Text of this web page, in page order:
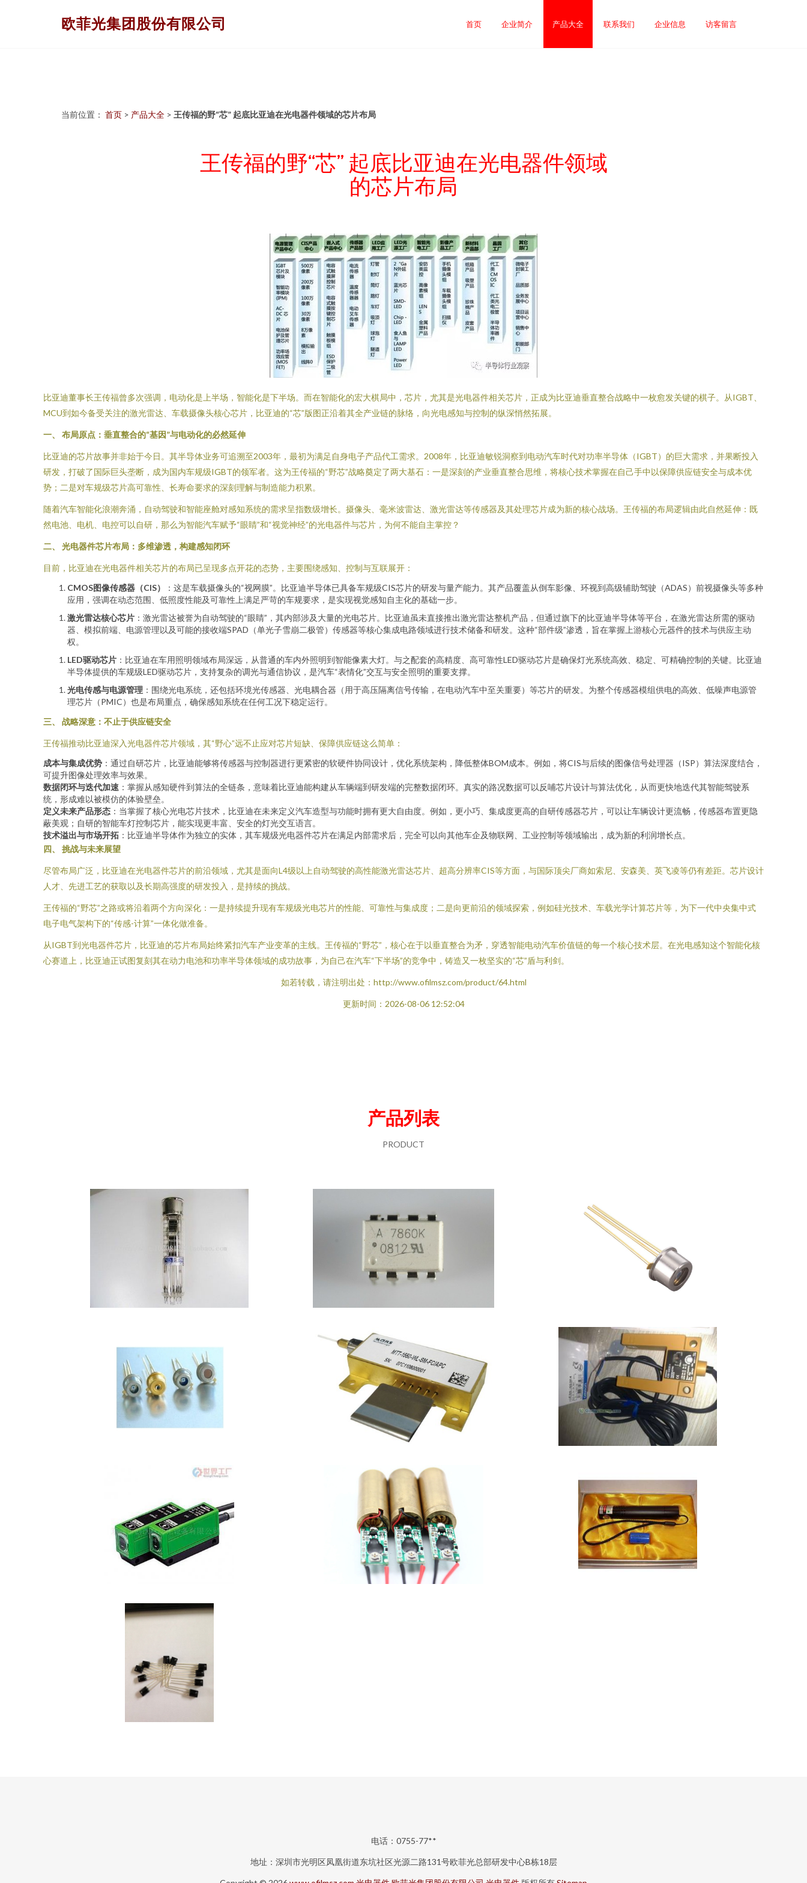
欧菲光集团股份有限公司 首页 企业简介 产品大全 联系我们 企业信息 访客留言
当前位置： 首页 > 产品大全 > 王传福的野“芯” 起底比亚迪在光电器件领域的芯片布局
王传福的野“芯” 起底比亚迪在光电器件领域
的芯片布局
比亚迪董事长王传福曾多次强调，电动化是上半场，智能化是下半场。而在智能化的宏大棋局中，芯片，尤其是光电器件相关芯片，正成为比亚迪垂直整合战略中一枚愈发关键的棋子。从IGBT、
MCU到如今备受关注的激光雷达、车载摄像头核心芯片，比亚迪的“芯”版图正沿着其全产业链的脉络，向光电感知与控制的纵深悄然拓展。
一、 布局原点：垂直整合的“基因”与电动化的必然延伸
比亚迪的芯片故事并非始于今日。其半导体业务可追溯至2003年，最初为满足自身电子产品代工需求。2008年，比亚迪敏锐洞察到电动汽车时代对功率半导体（IGBT）的巨大需求，并果断投入
研发，打破了国际巨头垄断，成为国内车规级IGBT的领军者。这为王传福的“野芯”战略奠定了两大基石：一是深刻的产业垂直整合思维，将核心技术掌握在自己手中以保障供应链安全与成本优
势；二是对车规级芯片高可靠性、长寿命要求的深刻理解与制造能力积累。
随着汽车智能化浪潮奔涌，自动驾驶和智能座舱对感知系统的需求呈指数级增长。摄像头、毫米波雷达、激光雷达等传感器及其处理芯片成为新的核心战场。王传福的布局逻辑由此自然延伸：既
然电池、电机、电控可以自研，那么为智能汽车赋予“眼睛”和“视觉神经”的光电器件与芯片，为何不能自主掌控？
二、 光电器件芯片布局：多维渗透，构建感知闭环
目前，比亚迪在光电器件相关芯片的布局已呈现多点开花的态势，主要围绕感知、控制与互联展开：
CMOS图像传感器（CIS）
：这是车载摄像头的“视网膜”。比亚迪半导体已具备车规级CIS芯片的研发与量产能力。其产品覆盖从倒车影像、环视到高级辅助驾驶（ADAS）前视摄像头等多种
应用，强调在动态范围、低照度性能及可靠性上满足严苛的车规要求，是实现视觉感知自主化的基础一步。
激光雷达核心芯片 ：激光雷达被誉为自动驾驶的“眼睛”，其内部涉及大量的光电芯片。比亚迪虽未直接推出激光雷达整机产品，但通过旗下的比亚迪半导体等平台，在激光雷达所需的驱动
器、模拟前端、电源管理以及可能的接收端SPAD（单光子雪崩二极管）传感器等核心集成电路领域进行技术储备和研发。这种“部件级”渗透，旨在掌握上游核心元器件的技术与供应主动
权。
LED驱动芯片 ：比亚迪在车用照明领域布局深远，从普通的车内外照明到智能像素大灯。与之配套的高精度、高可靠性LED驱动芯片是确保灯光系统高效、稳定、可精确控制的关键。比亚迪
半导体提供的车规级LED驱动芯片，支持复杂的调光与通信协议，是汽车“表情化”交互与安全照明的重要支撑。
光电传感与电源管理 ：围绕光电系统，还包括环境光传感器、光电耦合器（用于高压隔离信号传输，在电动汽车中至关重要）等芯片的研发。为整个传感器模组供电的高效、低噪声电源管
理芯片（PMIC）也是布局重点，确保感知系统在任何工况下稳定运行。
三、 战略深意：不止于供应链安全
王传福推动比亚迪深入光电器件芯片领域，其“野心”远不止应对芯片短缺、保障供应链这么简单：
成本与集成优势 ：通过自研芯片，比亚迪能够将传感器与控制器进行更紧密的软硬件协同设计，优化系统架构，降低整体BOM成本。例如，将CIS与后续的图像信号处理器（ISP）算法深度结合，
可提升图像处理效率与效果。
数据闭环与迭代加速 ：掌握从感知硬件到算法的全链条，意味着比亚迪能构建从车辆端到研发端的完整数据闭环。真实的路况数据可以反哺芯片设计与算法优化，从而更快地迭代其智能驾驶系
统，形成难以被模仿的体验壁垒。
定义未来产品形态 ：当掌握了核心光电芯片技术，比亚迪在未来定义汽车造型与功能时拥有更大自由度。例如，更小巧、集成度更高的自研传感器芯片，可以让车辆设计更流畅，传感器布置更隐
蔽美观；自研的智能车灯控制芯片，能实现更丰富、安全的灯光交互语言。
技术溢出与市场开拓 ：比亚迪半导体作为独立的实体，其车规级光电器件芯片在满足内部需求后，完全可以向其他车企及物联网、工业控制等领域输出，成为新的利润增长点。
四、 挑战与未来展望
尽管布局广泛，比亚迪在光电器件芯片的前沿领域，尤其是面向L4级以上自动驾驶的高性能激光雷达芯片、超高分辨率CIS等方面，与国际顶尖厂商如索尼、安森美、英飞凌等仍有差距。芯片设计
人才、先进工艺的获取以及长期高强度的研发投入，是持续的挑战。
王传福的“野芯”之路或将沿着两个方向深化：一是持续提升现有车规级光电芯片的性能、可靠性与集成度；二是向更前沿的领域探索，例如硅光技术、车载光学计算芯片等，为下一代中央集中式
电子电气架构下的“传感-计算”一体化做准备。
从IGBT到光电器件芯片，比亚迪的芯片布局始终紧扣汽车产业变革的主线。王传福的“野芯”，核心在于以垂直整合为矛，穿透智能电动汽车价值链的每一个核心技术层。在光电感知这个智能化核
心赛道上，比亚迪正试图复刻其在动力电池和功率半导体领域的成功故事，为自己在汽车“下半场”的竞争中，铸造又一枚坚实的“芯”盾与利剑。
如若转载，请注明出处：http://www.ofilmsz.com/product/64.html
更新时间：2026-08-06 12:52:04
产品列表
PRODUCT
电话：0755-77**
地址：深圳市光明区凤凰街道东坑社区光源二路131号欧菲光总部研发中心B栋18层